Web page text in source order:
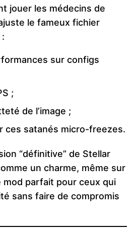
jouer les médecins de
le fameux fichier
sur configs
;
de l’image ;
ces satanés micro-freezes.
“définitive” de Stellar
un charme, même sur
mod parfait pour ceux qui
sans faire de compromis